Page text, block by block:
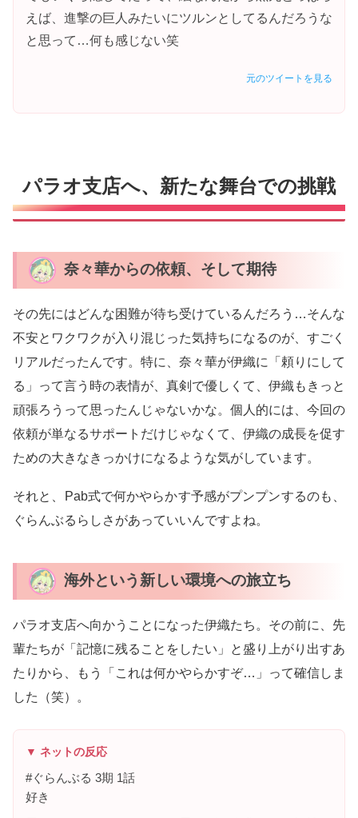
えば、進撃の巨人みたいにツルンとしてるんだろうな
と思って…何も感じない笑
元のツイートを見る
パラオ支店へ、新たな舞台での挑戦
奈々華からの依頼、そして期待
その先にはどんな困難が待ち受けているんだろう…そんな
不安とワクワクが入り混じった気持ちになるのが、すごく
リアルだったんです。特に、奈々華が伊織に「頼りにして
る」って言う時の表情が、真剣で優しくて、伊織もきっと
頑張ろうって思ったんじゃないかな。個人的には、今回の
依頼が単なるサポートだけじゃなくて、伊織の成長を促す
ための大きなきっかけになるような気がしています。
それと、Pab式で何かやらかす予感がプンプンするのも、
ぐらんぶるらしさがあっていいんですよね。
海外という新しい環境への旅立ち
パラオ支店へ向かうことになった伊織たち。その前に、先
輩たちが「記憶に残ることをしたい」と盛り上がり出すあ
たりから、もう「これは何かやらかすぞ…」って確信しま
した（笑）。
▼ ネットの反応
#ぐらんぶる 3期 1話
好き